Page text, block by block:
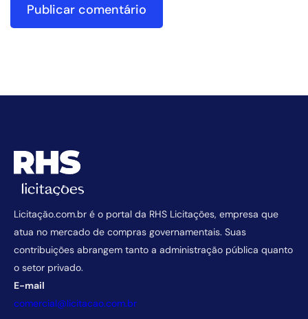
Licitação.com.br é o portal da RHS Licitações, empresa que
atua no mercado de compras governamentais. Suas
contribuições abrangem tanto a administração pública quanto
o setor privado.
E-mail
comercial@licitacao.com.br